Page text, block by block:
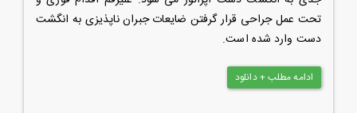
تحت عمل جراحی قرار گرفتن ضایعات جبران ناپذیزی به انگشت
دست وارد شده است.
ادامه مطلب + دانلود